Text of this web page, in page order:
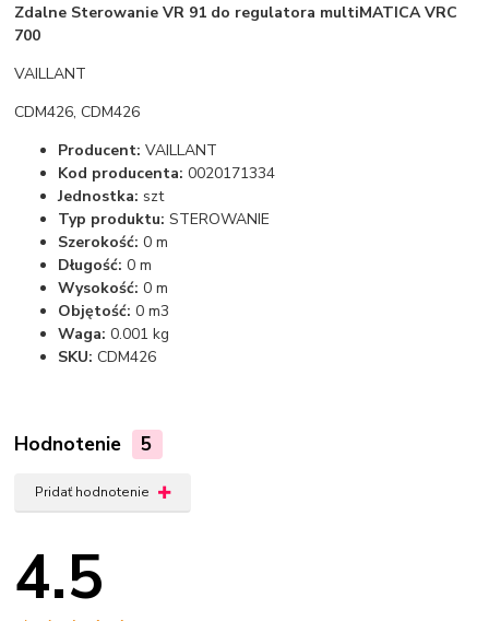
Zdalne Sterowanie VR 91 do regulatora multiMATICA VRC
700
VAILLANT
CDM426, CDM426
Producent: VAILLANT
Kod producenta: 0020171334
Jednostka: szt
Typ produktu: STEROWANIE
Szerokość: 0 m
Długość: 0 m
Wysokość: 0 m
Objętość: 0 m3
Waga: 0.001 kg
SKU: CDM426
Hodnotenie 5
Pridať hodnotenie
4.5